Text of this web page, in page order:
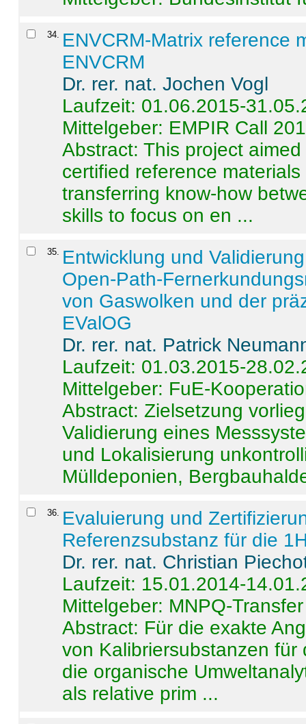
34. ENVCRM-Matrix reference
ENVCRM
Dr. rer. nat. Jochen Vogl
Laufzeit: 01.06.2015-
Mittelgeber: EMPIR Call
Abstract:This project
certified reference
transferring know-how
skills to focus on en ...
35. Entwicklung und
Open-Path-
von Gaswolken und der
EValOG
Dr. rer. nat. Patrick
Laufzeit: 01.03.2015-
Mittelgeber: FuE-
Abstract:Zielsetzung
Validierung eines
und Lokalisierung
Mülldeponien,
36. Evaluierung und
Referenzsubstanz für die
Dr. rer. nat. Christian
Laufzeit: 15.01.2014-
Mittelgeber: MNPQ-Transfer
Abstract: Für die exakte
von Kalibriersubstanzen
die organische
als relative prim ...